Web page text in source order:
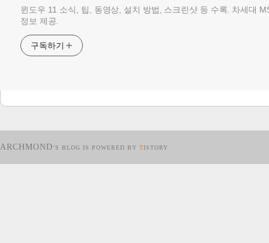
윈도우 11 소식, 팁, 동영상, 설치 방법, 스크린샷 등 수록. 차세대
정보 제공.
구독하기
ARCHMOND’S BLOG IS POWERED BY TISTORY